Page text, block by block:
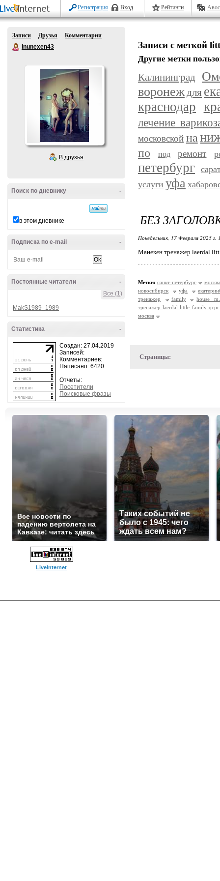
Регистрация Вход Рейтинги
Записи Друзья
Комментарии
inunexen43
В друзья
-
Поиск по дневнику
в этом дневнике
-
Подписка по e-mail
-
Постоянные читатели
Все (1)
MakS1989_1989
-
Статистика
Создан: 27.04.2019
Записей:
Комментариев:
Написано: 6420
Отчеты:
Посетители
Поисковые фразы
Записи с меткой
Другие метки
Калининград
воронеждля
краснодар
лечение
московской на
по под ремонт
петербург
услуги уфа
БЕЗ
Понедельник, 17 Февраля 2025
Манекен тренажер laerdal
Метки: санкт-петербург
москва
новосибирск
уфа
тренажер
family
house
тренажер laerdal little family qcpr
москва
Страницы:
Все новости по
падению вертолета на
Кавказе: читать здесь
Таких событий не
было с 1945: чего
ждать всем нам?
LiveInternet